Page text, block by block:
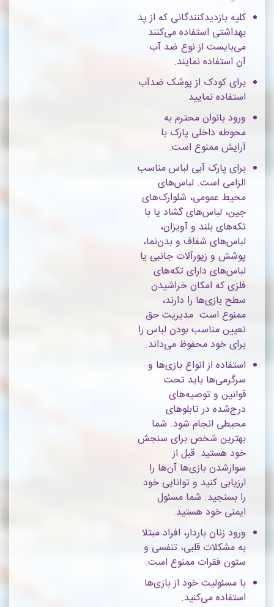
کلیه بازدیدکنندگانی که از پد
بهداشتی استفاده می‌کنند
می‌بایست از نوع ضد آب
آن استفاده نمایند.
برای کودک از پوشک ضدآب
استفاده نمایید.
ورود بانوان محترم به
محوطه داخلی پارک با
آرایش ممنوع است.
برای پارک آبی لباس مناسب
الزامی است. لباس‌های
محیط عمومی، شلوارک‌های
جین، لباس‌های گشاد یا با
تکه‌های بلند و آویزان،
لباس‌های شفاف و بدن‌نما،
پوشش و زیورآلات جانبی یا
لباس‌های دارای تکه‌های
فلزی که امکان خراشیدن
سطح بازی‌ها را دارند،
ممنوع است. مدیریت حق
تعیین مناسب بودن لباس را
برای خود محفوظ می‌داند.
استفاده از انواع بازی‌ها و
سرگرمی‌ها باید تحت
قوانین و توصیه‌های
درج‌شده در تابلوهای
محیطی انجام شود. شما
بهترین شخص برای سنجش
خود هستید. قبل از
سوارشدن بازی‌ها آن‌ها را
ارزیابی کنید و توانایی خود
را بسنجید. شما مسئول
ایمنی خود هستید.
ورود زنان باردار، افراد مبتلا
به مشکلات قلبی، تنفسی و
ستون فقرات ممنوع است.
با مسئولیت خود از بازی‌ها
استفاده می‌کنید.